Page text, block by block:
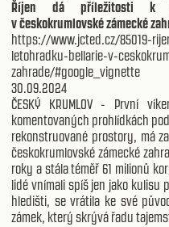
Říjen dá příležitosti k
v českokrumlovské zámecké
https://www.jcted.cz/85019-
letohradku-bellarie-v-
zahrade/#google_vignette
30.09.2024
ČESKÝ KRUMLOV - První
komentovaných prohlídkách
rekonstruované prostory, má
českokrumlovské zámecké
roky a stála téměř 61 milionů
lidé vnímali spíš jen jako kulisu
hledišti, se vrátila ke své
zámek, který skrývá řadu